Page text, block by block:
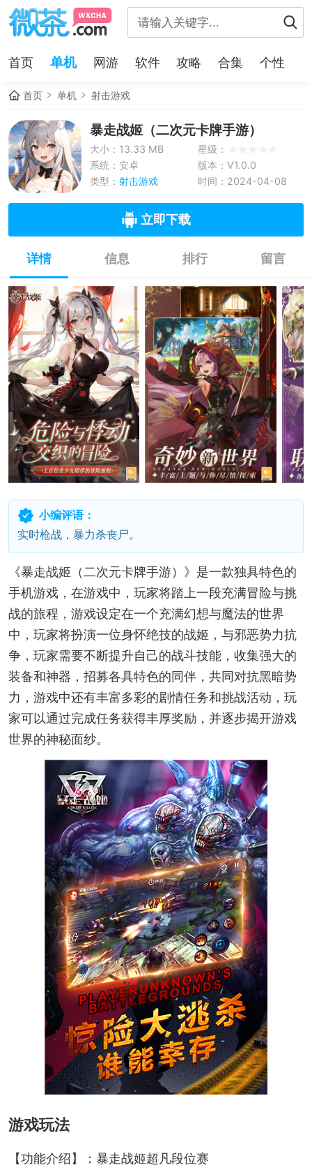
首页 单机 网游 软件 攻略 合集 个性
首页 单机 射击游戏
暴走战姬（二次元卡牌手游）
大小：13.33 MB
星级：
系统：安卓
版本：V1.0.0
类型： 射击游戏 时间：2024-04-08
立即下载
详情 信息 排行 留言
小编评语：
实时枪战，暴力杀丧尸。
《暴走战姬（二次元卡牌手游）》是一款独具特色的
手机游戏，在游戏中，玩家将踏上一段充满冒险与挑
战的旅程，游戏设定在一个充满幻想与魔法的世界
中，玩家将扮演一位身怀绝技的战姬，与邪恶势力抗
争，玩家需要不断提升自己的战斗技能，收集强大的
装备和神器，招募各具特色的同伴，共同对抗黑暗势
力，游戏中还有丰富多彩的剧情任务和挑战活动，玩
家可以通过完成任务获得丰厚奖励，并逐步揭开游戏
世界的神秘面纱。
游戏玩法
【功能介绍】：暴走战姬超凡段位赛